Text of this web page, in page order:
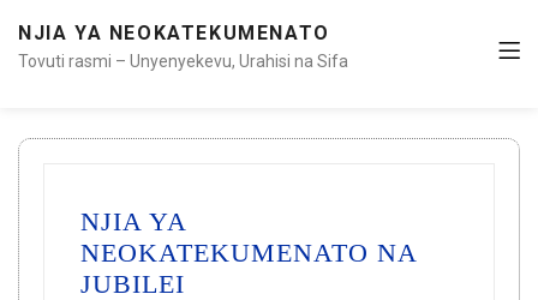
NJIA YA NEOKATEKUMENATO
Tovuti rasmi – Unyenyekevu, Urahisi na Sifa
NJIA YA
NEOKATEKUMENATO NA
JUBILEI